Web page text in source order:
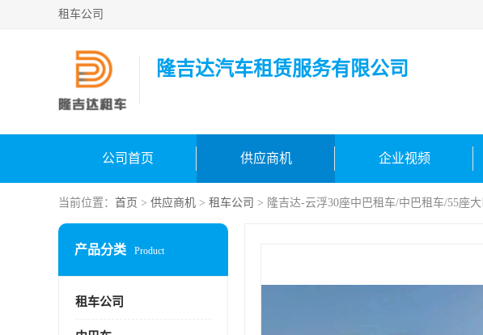
租车公司
隆吉达汽车租赁服务有限公司
公司首页 供应商机 企业视频
当前位置： 首页 > 供应商机 > 租车公司 > 隆吉达-云浮30座中巴租车/中巴租车/55座
产品分类 Product
租车公司